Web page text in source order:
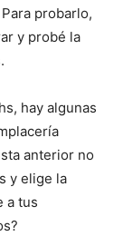
probarlo,
y probé la
hay algunas
anterior no
y elige la
a tus